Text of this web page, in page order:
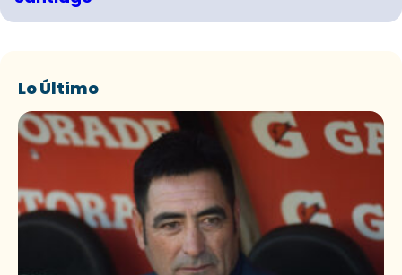
Lo Último